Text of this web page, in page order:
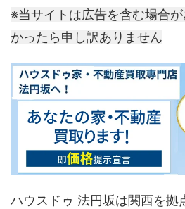
※当サイトは広告を含む場合
かったら申し訳ありません
ハウスドゥ 法円坂は関西を拠